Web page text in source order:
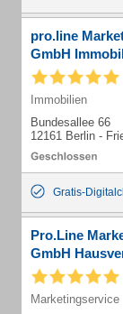
pro.line
GmbH
Immobilien
Bundesallee 66
12161 Berlin -
Gratis-
Pro.Line
GmbH
Marketingservice